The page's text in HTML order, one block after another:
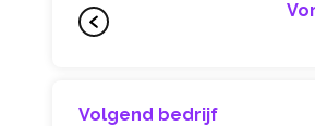
Volgend bedrijf